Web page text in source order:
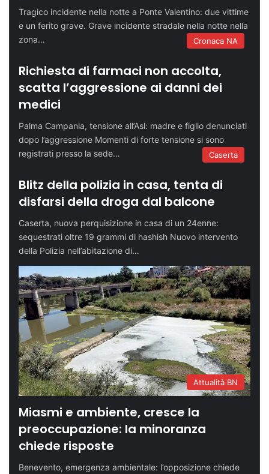
Tragico incidente nella notte a Ponte Valentino: due vittime
e un ferito grave. Grave incidente stradale nella notte nella
zona…
Cronaca NA
Richiesta di farmaci non accolta,
scatta l’aggressione ai danni dei
medici
Palma Campania, tensione all’Asl: madre e figlio denunciati
dopo l’aggressione Momenti di forte tensione si sono
registrati presso la sede…
Caserta
Blitz della polizia in casa, tenta di
disfarsi della droga dal balcone
Caserta, nuova perquisizione in casa di un 24enne:
sequestrati oltre 19 grammi di hashish Nuovo intervento
della Polizia nell’abitazione di…
Attualità BN
Miasmi e ambiente, cresce la
preoccupazione: la minoranza
chiede risposte
Benevento, emergenza ambientale: l’opposizione chiede